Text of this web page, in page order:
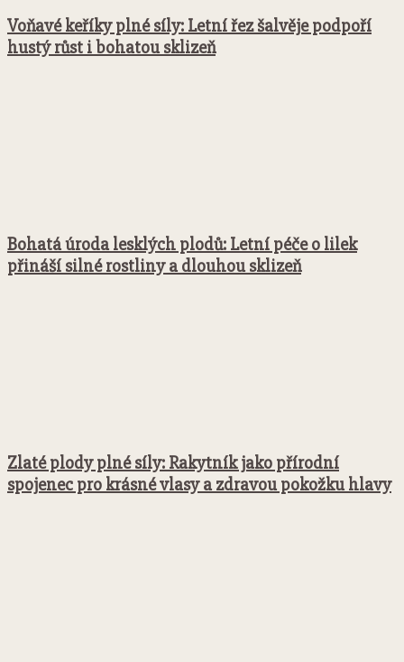
Voňavé keříky plné síly: Letní řez šalvěje podpoří
hustý růst i bohatou sklizeň
Bohatá úroda lesklých plodů: Letní péče o lilek
přináší silné rostliny a dlouhou sklizeň
Zlaté plody plné síly: Rakytník jako přírodní
spojenec pro krásné vlasy a zdravou pokožku hlavy